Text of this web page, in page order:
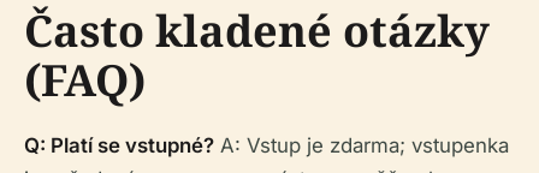
Často kladené otázky
(FAQ)
Q: Platí se vstupné? A: Vstup je zdarma; vstupenka